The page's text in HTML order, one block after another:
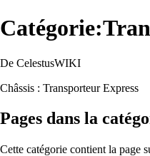
De CelestusWIKI
Châssis : Transporteur Express
Pages dans la
Cette catégorie contient la page